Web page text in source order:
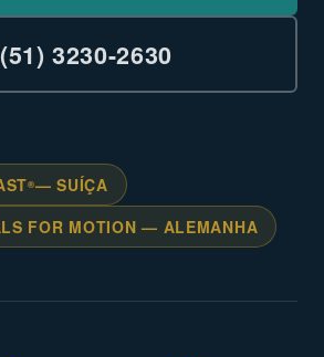
(51) 3230-2630
®— SUÍÇA
FOR MOTION — ALEMANHA